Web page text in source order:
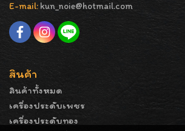
E-mail: kun_noie@hotmail.com
สินค้า
สินค้าทั้งหมด
เครื่องประดับเพชร
เครื่องประดับทอง